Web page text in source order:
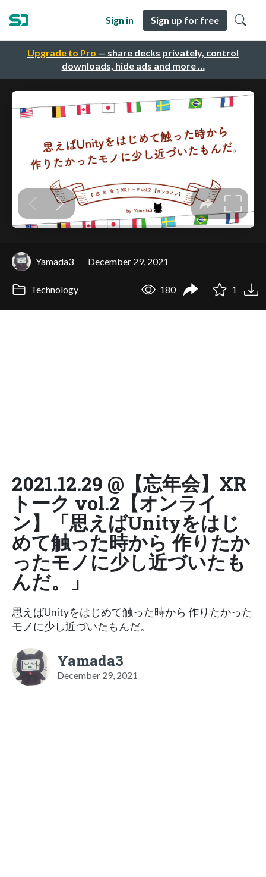
Upgrade to Pro — share decks privately, control
downloads, hide ads and more …
Sign in Sign up for free
Yamada3 December 29, 2021
Technology 180 1
2021.12.29 @【忘年会】XR
トーク vol.2【オンライ
ン】「思えばUnityをはじ
めて触った時から 作りたか
ったモノに少し近づいたも
んだ。」
思えばUnityをはじめて触った時から 作りたかった
モノに少し近づいたもんだ。
Yamada3
December 29, 2021